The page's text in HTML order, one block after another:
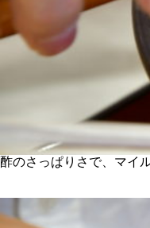
酢のさっぱりさで、マイ